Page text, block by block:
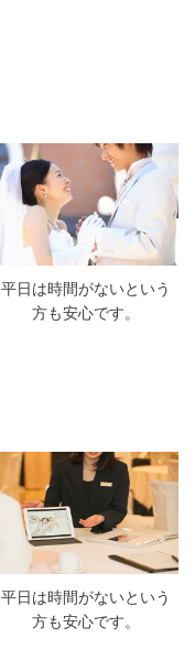
平日は時間がないという
方も安心です。
平日は時間がないという
方も安心です。